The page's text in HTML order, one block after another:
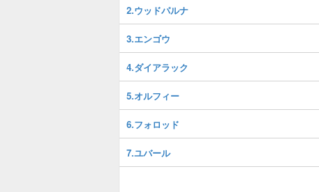
2.ウッドパルナ
3.エンゴウ
4.ダイアラック
5.オルフィー
6.フォロッド
7.ユバール